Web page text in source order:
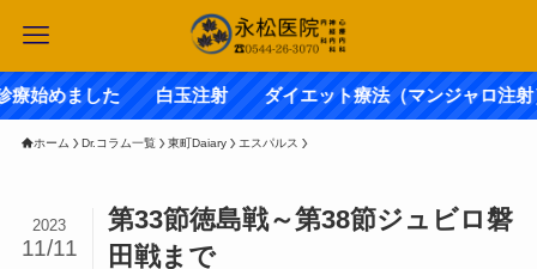
ました 白玉注射 ダイエット療法（マンジャロ注
ホーム Dr.コラム一覧 東町Daiary エスパルス
第33節徳島戦～第38節ジュビロ磐
田戦まで
2023
11/11